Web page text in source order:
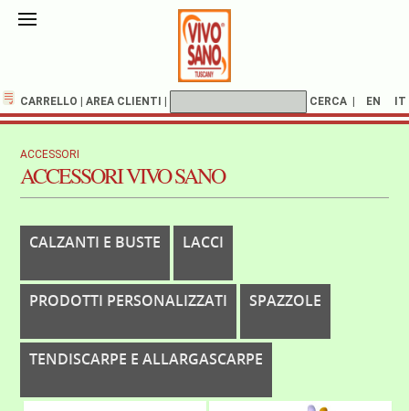
CARRELLO AREA CLIENTI CERCA EN IT
ACCESSORI
ACCESSORI VIVO SANO
CALZANTI E BUSTE LACCI
PRODOTTI PERSONALIZZATI SPAZZOLE
TENDISCARPE E ALLARGASCARPE